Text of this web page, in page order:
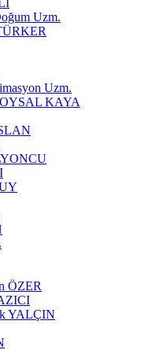
Uzm.
Uzm.
KAYA
ÖZER
YALÇIN